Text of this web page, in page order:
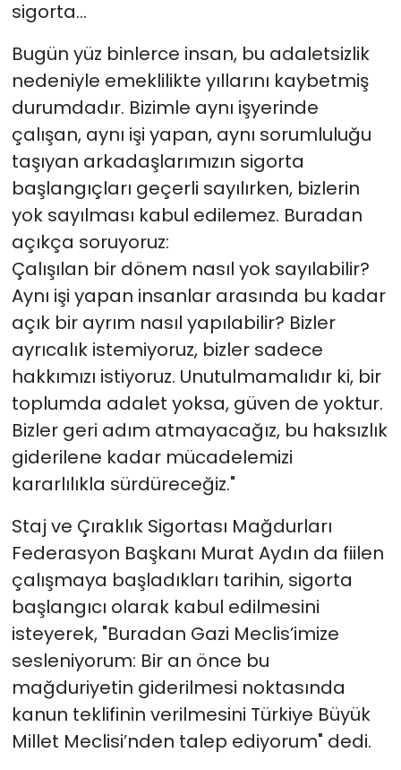
sigorta...
Bugün yüz binlerce insan, bu adaletsizlik
nedeniyle emeklilikte yıllarını kaybetmiş
durumdadır. Bizimle aynı işyerinde
çalışan, aynı işi yapan, aynı sorumluluğu
taşıyan arkadaşlarımızın sigorta
başlangıçları geçerli sayılırken, bizlerin
yok sayılması kabul edilemez. Buradan
açıkça soruyoruz:
Çalışılan bir dönem nasıl yok sayılabilir?
Aynı işi yapan insanlar arasında bu kadar
açık bir ayrım nasıl yapılabilir? Bizler
ayrıcalık istemiyoruz, bizler sadece
hakkımızı istiyoruz. Unutulmamalıdır ki, bir
toplumda adalet yoksa, güven de yoktur.
Bizler geri adım atmayacağız, bu haksızlık
giderilene kadar mücadelemizi
kararlılıkla sürdüreceğiz."
Staj ve Çıraklık Sigortası Mağdurları
Federasyon Başkanı Murat Aydın da fiilen
çalışmaya başladıkları tarihin, sigorta
başlangıcı olarak kabul edilmesini
isteyerek, "Buradan Gazi Meclis’imize
sesleniyorum: Bir an önce bu
mağduriyetin giderilmesi noktasında
kanun teklifinin verilmesini Türkiye Büyük
Millet Meclisi’nden talep ediyorum" dedi.